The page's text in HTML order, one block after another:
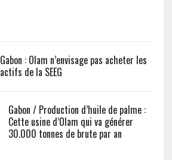
Gabon : Olam n’envisage pas acheter les
actifs de la SEEG
Gabon / Production d’huile de palme :
Cette usine d’Olam qui va générer
30.000 tonnes de brute par an